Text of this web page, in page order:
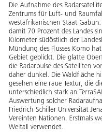
Die Aufnahme des
Zentrums für Luft- und
westafrikanischen Staat
damit 70 Prozent des Landes
Kilometer südöstlich der
Mündung des Flusses Komo
Gebiet geblickt. Die glatte
die Radarpulse des Satelliten
daher dunkel. Die Waldfläche
gesehen eine raue Textur, die
unterschiedlich stark an
Auswertung solcher
Friedrich-Schiller-Universität
Vereinten Nationen. Erstmals
Weltall verwendet.